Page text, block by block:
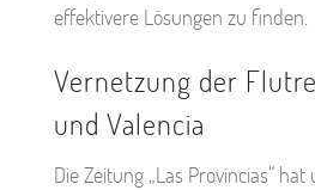
effektivere Lösungen zu finden.
Vernetzung der
und Valencia
Die Zeitung „Las Provincias“